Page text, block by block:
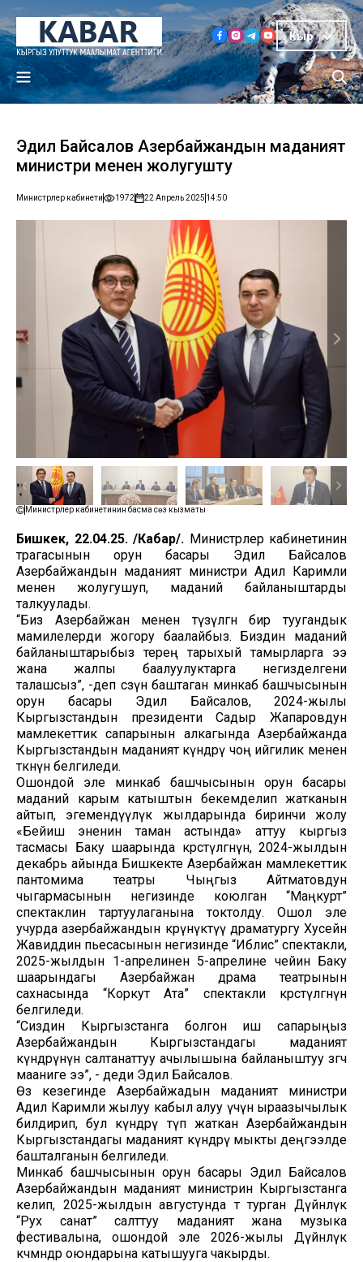
Кыр
Эдил Байсалов Азербайжандын маданият
министри менен жолугушту
Министрлер кабинети 1972 22 Апрель 2025 14:50
Министрлер кабинетинин басма сөз кызматы
Бишкек, 22.04.25. /Кабар/. Министрлер кабинетинин
төрагасынын орун басары Эдил Байсалов
Азербайжандын маданият министри Адил Каримли
менен жолугушуп, маданий байланыштарды
талкуулады.
“Биз Азербайжан менен түзүлгөн бир туугандык
мамилелерди жогору баалайбыз. Биздин маданий
байланыштарыбыз терең тарыхый тамырларга ээ
жана жалпы баалуулуктарга негизделгени
талашсыз”, -деп сөзүн баштаган минкаб башчысынын
орун басары Эдил Байсалов, 2024-жылы
Кыргызстандын президенти Садыр Жапаровдун
мамлекеттик сапарынын алкагында Азербайжанда
Кыргызстандын маданият күндөрү чоң ийгилик менен
өткөнүн белгиледи.
Ошондой эле минкаб башчысынын орун басары
маданий карым катыштын бекемделип жатканын
айтып, эгемендүүлүк жылдарында биринчи жолу
«Бейиш эненин таман астында» аттуу кыргыз
тасмасы Баку шаарында көрсөтүлгөнүн, 2024-жылдын
декабрь айында Бишкекте Азербайжан мамлекеттик
пантомима театры Чыңгыз Айтматовдун
чыгармасынын негизинде коюлган “Маңкурт”
спектаклин тартуулаганына токтолду. Ошол эле
учурда азербайжандын көрүнүктүү драматургу Хусейн
Жавиддин пьесасынын негизинде “Иблис” спектакли,
2025-жылдын 1-апрелинен 5-апрелине чейин Баку
шаарындагы Азербайжан драма театрынын
сахнасында “Коркут Ата” спектакли көрсөтүлгөнүн
белгиледи.
“Сиздин Кыргызстанга болгон иш сапарыңыз
Азербайжандын Кыргызстандагы маданият
күндөрүнүн салтанаттуу ачылышына байланыштуу өзгөчө
мааниге ээ”, - деди Эдил Байсалов.
Өз кезегинде Азербайжадын маданият министри
Адил Каримли жылуу кабыл алуу үчүн ыраазычылык
билдирип, бул күндөрү өтүп жаткан Азербайжандын
Кыргызстандагы маданият күндөрү мыкты деңгээлде
башталганын белгиледи.
Минкаб башчысынын орун басары Эдил Байсалов
Азербайжандын маданият министрин Кыргызстанга
келип, 2025-жылдын августунда өтө турган Дүйнөлүк
“Рух санат” салттуу маданият жана музыка
фестивалына, ошондой эле 2026-жылы Дүйнөлүк
көчмөндөр оюндарына катышууга чакырды.